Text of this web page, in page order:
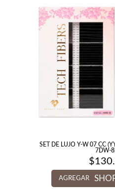
SET DE LUJO Y-W 07 CC
7DW-
$
AGREGAR